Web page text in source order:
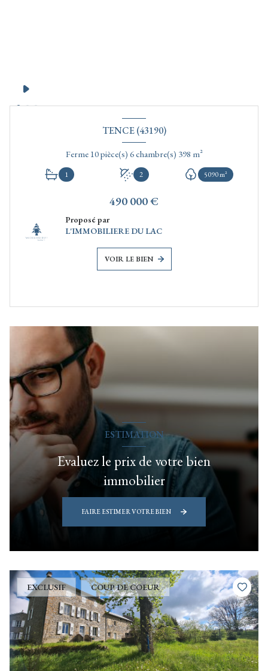
TENCE (43190)
Ferme 10 pièce(s) 6 chambre(s) 398 m²
1 2 5090 m²
490 000 €
Proposé par
L'IMMOBILIERE DU LAC
VOIR LE BIEN
ESTIMATION
Evaluez le prix de votre bien
immobilier
FAIRE ESTIMER VOTRE BIEN
EXCLUSIF COUP DE COEUR